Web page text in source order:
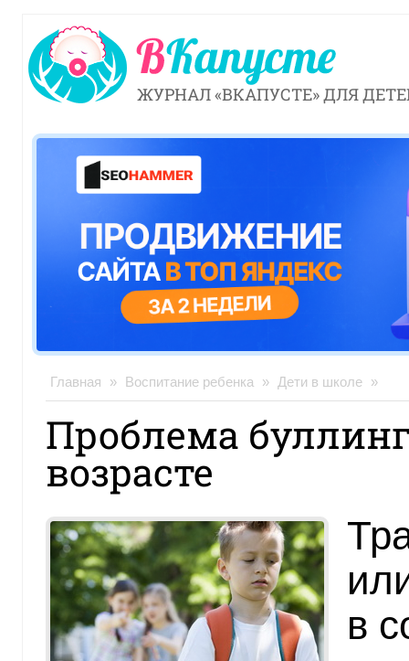
ЖУРНАЛ «ВКАПУСТЕ» ДЛЯ
Главная » Воспитание ребенка » Дети в школе »
Проблема
возрасте
в